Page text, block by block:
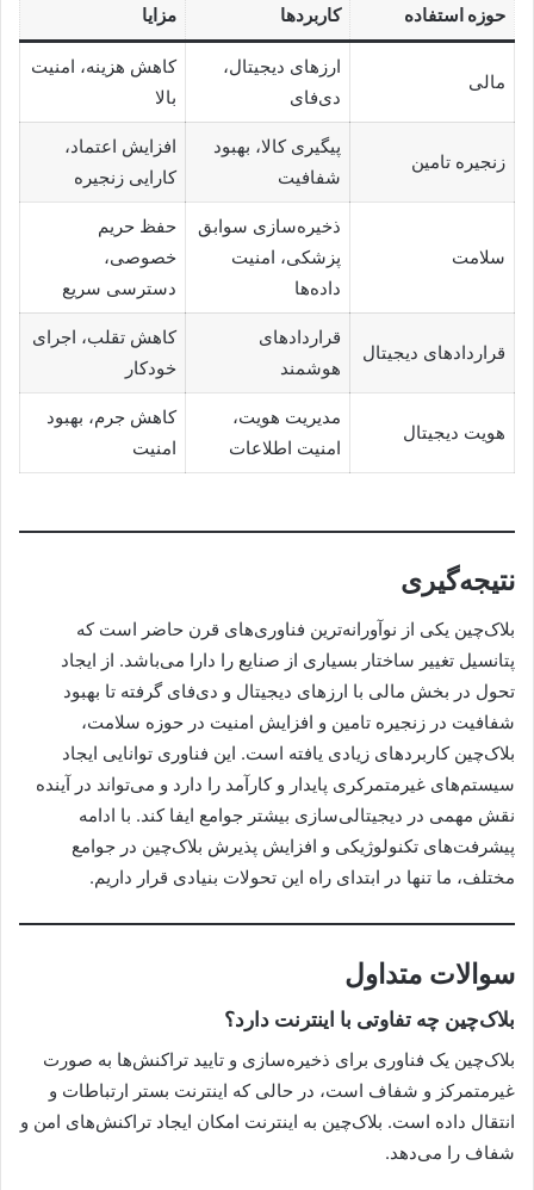
حوزه استفاده کاربردها مزایا
مالی
ارزهای دیجیتال،
دی‌فای
کاهش هزینه، امنیت
بالا
زنجیره تامین
پیگیری کالا، بهبود
شفافیت
افزایش اعتماد،
کارایی زنجیره
سلامت
ذخیره‌سازی سوابق
پزشکی، امنیت
داده‌ها
حفظ حریم
خصوصی،
دسترسی سریع
قراردادهای دیجیتال
قراردادهای
هوشمند
کاهش تقلب، اجرای
خودکار
هویت دیجیتال
مدیریت هویت،
امنیت اطلاعات
کاهش جرم، بهبود
امنیت
نتیجه‌گیری
بلاک‌چین یکی از نوآورانه‌ترین فناوری‌های قرن حاضر است که
پتانسیل تغییر ساختار بسیاری از صنایع را دارا می‌باشد. از ایجاد
تحول در بخش مالی با ارزهای دیجیتال و دی‌فای گرفته تا بهبود
شفافیت در زنجیره تامین و افزایش امنیت در حوزه سلامت،
بلاک‌چین کاربردهای زیادی یافته است. این فناوری توانایی ایجاد
سیستم‌های غیرمتمرکری پایدار و کارآمد را دارد و می‌تواند در آینده
نقش مهمی در دیجیتالی‌سازی بیشتر جوامع ایفا کند. با ادامه
پیشرفت‌های تکنولوژیکی و افزایش پذیرش بلاک‌چین در جوامع
مختلف، ما تنها در ابتدای راه این تحولات بنیادی قرار داریم.
سوالات متداول
بلاک‌چین چه تفاوتی با اینترنت دارد؟
بلاک‌چین یک فناوری برای ذخیره‌سازی و تایید تراکنش‌ها به صورت
غیرمتمرکز و شفاف است، در حالی که اینترنت بستر ارتباطات و
انتقال داده است. بلاک‌چین به اینترنت امکان ایجاد تراکنش‌های امن و
شفاف را می‌دهد.